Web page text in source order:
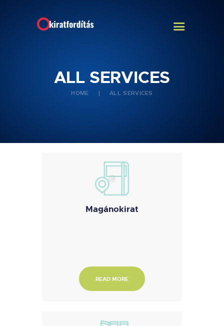
ALL SERVICES
HOME ALL SERVICES
FŐOLDAL
Magánokirat
READ MORE